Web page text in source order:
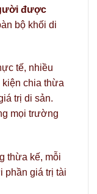
được
bộ khối di
tế, nhiều
chia thừa
trị di sản.
mọi trường
thừa kế, mỗi
giá trị tài